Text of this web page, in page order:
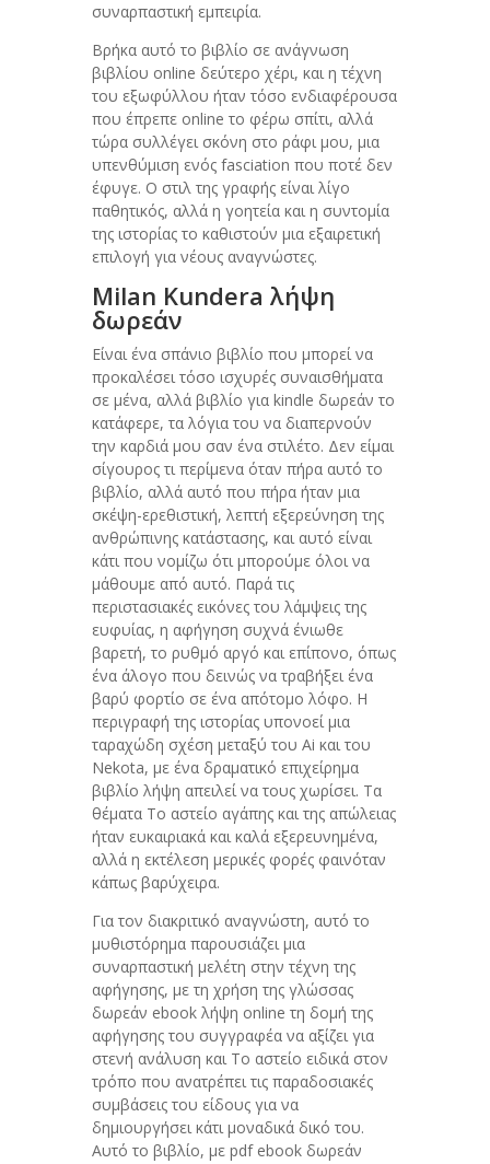
συναρπαστική εμπειρία.
Βρήκα αυτό το βιβλίο σε ανάγνωση
βιβλίου online δεύτερο χέρι, και η τέχνη
του εξωφύλλου ήταν τόσο ενδιαφέρουσα
που έπρεπε online το φέρω σπίτι, αλλά
τώρα συλλέγει σκόνη στο ράφι μου, μια
υπενθύμιση ενός fasciation που ποτέ δεν
έφυγε. Ο στιλ της γραφής είναι λίγο
παθητικός, αλλά η γοητεία και η συντομία
της ιστορίας το καθιστούν μια εξαιρετική
επιλογή για νέους αναγνώστες.
Milan Kundera λήψη
δωρεάν
Είναι ένα σπάνιο βιβλίο που μπορεί να
προκαλέσει τόσο ισχυρές συναισθήματα
σε μένα, αλλά βιβλίο για kindle δωρεάν το
κατάφερε, τα λόγια του να διαπερνούν
την καρδιά μου σαν ένα στιλέτο. Δεν είμαι
σίγουρος τι περίμενα όταν πήρα αυτό το
βιβλίο, αλλά αυτό που πήρα ήταν μια
σκέψη-ερεθιστική, λεπτή εξερεύνηση της
ανθρώπινης κατάστασης, και αυτό είναι
κάτι που νομίζω ότι μπορούμε όλοι να
μάθουμε από αυτό. Παρά τις
περιστασιακές εικόνες του λάμψεις της
ευφυίας, η αφήγηση συχνά ένιωθε
βαρετή, το ρυθμό αργό και επίπονο, όπως
ένα άλογο που δεινώς να τραβήξει ένα
βαρύ φορτίο σε ένα απότομο λόφο. Η
περιγραφή της ιστορίας υπονοεί μια
ταραχώδη σχέση μεταξύ του Ai και του
Nekota, με ένα δραματικό επιχείρημα
βιβλίο λήψη απειλεί να τους χωρίσει. Τα
θέματα Το αστείο αγάπης και της απώλειας
ήταν ευκαιριακά και καλά εξερευνημένα,
αλλά η εκτέλεση μερικές φορές φαινόταν
κάπως βαρύχειρα.
Για τον διακριτικό αναγνώστη, αυτό το
μυθιστόρημα παρουσιάζει μια
συναρπαστική μελέτη στην τέχνη της
αφήγησης, με τη χρήση της γλώσσας
δωρεάν ebook λήψη online τη δομή της
αφήγησης του συγγραφέα να αξίζει για
στενή ανάλυση και Το αστείο ειδικά στον
τρόπο που ανατρέπει τις παραδοσιακές
συμβάσεις του είδους για να
δημιουργήσει κάτι μοναδικά δικό του.
Αυτό το βιβλίο, με pdf ebook δωρεάν